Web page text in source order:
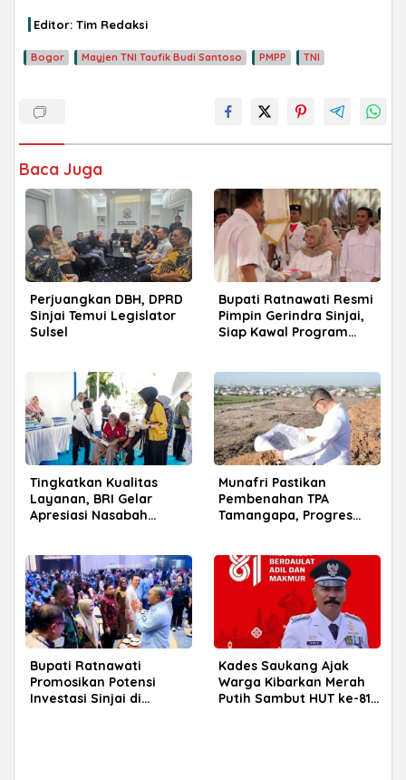
Editor: Tim Redaksi
Bogor Mayjen TNI Taufik Budi Santoso PMPP TNI
Baca Juga
Perjuangkan DBH, DPRD
Sinjai Temui Legislator
Sulsel
Bupati Ratnawati Resmi
Pimpin Gerindra Sinjai,
Siap Kawal Program
Tingkatkan Kualitas
Layanan, BRI Gelar
Apresiasi Nasabah
Munafri Pastikan
Pembenahan TPA
Tamangapa, Progres
Bupati Ratnawati
Promosikan Potensi
Investasi Sinjai di
Kades Saukang Ajak
Warga Kibarkan Merah
Putih Sambut HUT ke-81